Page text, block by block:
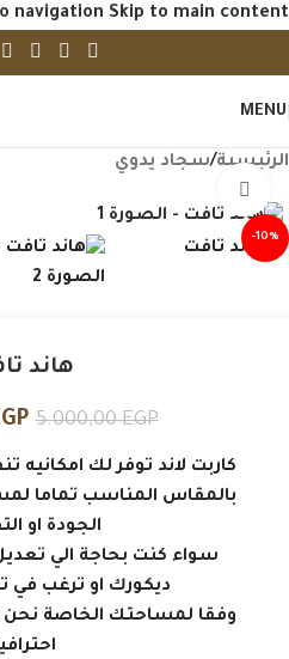
navigation Skip to main content
MENU
الرئيسية/سجاد يدوي
-10%
هاند
5.000,00EGP
كاربت لاند توفر لك امكانيه
بالمقاس المناسب تماما
الجودة او
سواء كنت بحاجة الي
ديكورك او ترغب في
وفقا لمساحتك الخاصة